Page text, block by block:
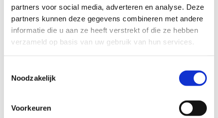
partners voor social media, adverteren en analyse. Deze
partners kunnen deze gegevens combineren met andere
informatie die u aan ze heeft verstrekt of die ze hebben
verzameld op basis van uw gebruik van hun services.
Noodzakelijk
Voorkeuren
